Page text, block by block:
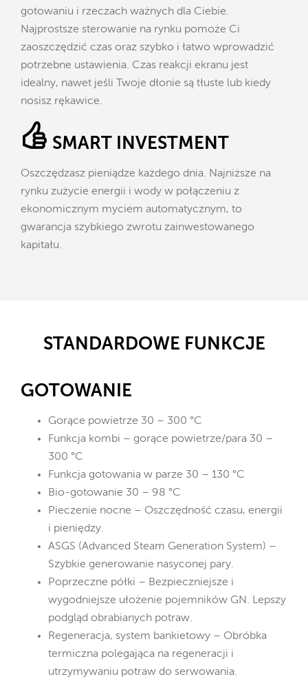
gotowaniu i rzeczach ważnych dla Ciebie.
Najprostsze sterowanie na rynku pomoże Ci
zaoszczędzić czas oraz szybko i łatwo wprowadzić
potrzebne ustawienia. Czas reakcji ekranu jest
idealny, nawet jeśli Twoje dłonie są tłuste lub kiedy
nosisz rękawice.
SMART INVESTMENT
Oszczędzasz pieniądze każdego dnia. Najniższe na
rynku zużycie energii i wody w połączeniu z
ekonomicznym myciem automatycznym, to
gwarancja szybkiego zwrotu zainwestowanego
kapitału.
STANDARDOWE FUNKCJE
GOTOWANIE
Gorące powietrze 30 – 300 °C
Funkcja kombi – gorące powietrze/para 30 –
300 °C
Funkcja gotowania w parze 30 – 130 °C
Bio-gotowanie 30 – 98 °C
Pieczenie nocne – Oszczędność czasu, energii
i pieniędzy.
ASGS (Advanced Steam Generation System) –
Szybkie generowanie nasyconej pary.
Poprzeczne półki – Bezpieczniejsze i
wygodniejsze ułożenie pojemników GN. Lepszy
podgląd obrabianych potraw.
Regeneracja, system bankietowy – Obróbka
termiczna polegająca na regeneracji i
utrzymywaniu potraw do serwowania.